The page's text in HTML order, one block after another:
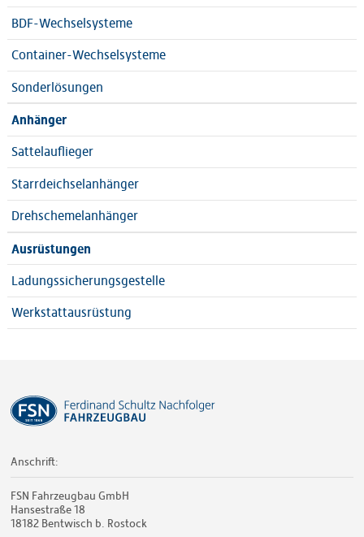
BDF-Wechselsysteme
Container-Wechselsysteme
Sonderlösungen
Anhänger
Sattelauflieger
Starrdeichselanhänger
Drehschemelanhänger
Ausrüstungen
Ladungssicherungsgestelle
Werkstattausrüstung
Anschrift:
FSN Fahrzeugbau GmbH
Hansestraße 18
18182 Bentwisch b. Rostock